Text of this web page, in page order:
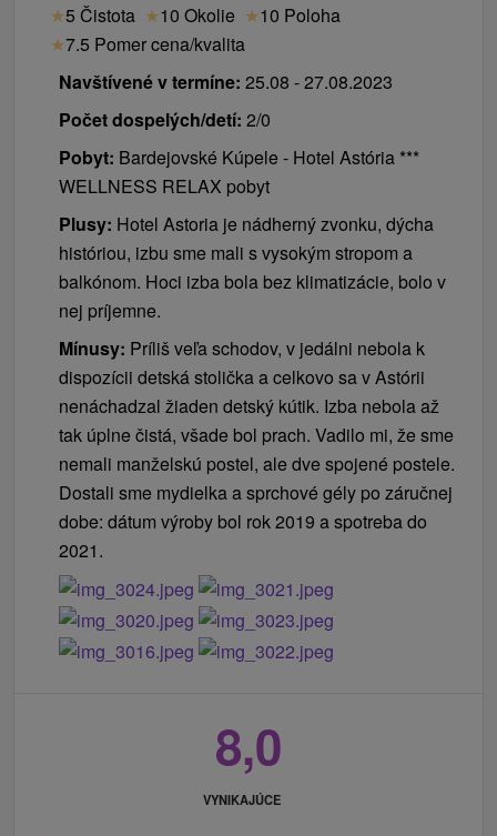
★5 Čistota ★10 Okolie ★10 Poloha
★7.5 Pomer cena/kvalita
Navštívené v termíne: 25.08 - 27.08.2023
Počet dospelých/detí: 2/0
Pobyt: Bardejovské Kúpele - Hotel Astória ***
WELLNESS RELAX pobyt
Plusy: Hotel Astoria je nádherný zvonku, dýcha
históriou, izbu sme mali s vysokým stropom a
balkónom. Hoci izba bola bez klimatizácie, bolo v
nej príjemne.
Mínusy: Príliš veľa schodov, v jedálni nebola k
dispozícii detská stolička a celkovo sa v Astórii
nenáchadzal žiaden detský kútik. Izba nebola až
tak úplne čistá, všade bol prach. Vadilo mi, že sme
nemali manželskú postel, ale dve spojené postele.
Dostali sme mydielka a sprchové gély po záručnej
dobe: dátum výroby bol rok 2019 a spotreba do
2021.
8,0
VYNIKAJÚCE